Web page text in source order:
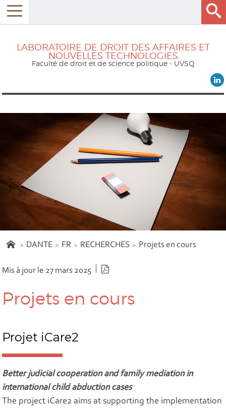
LABORATOIRE DE DROIT DES AFFAIRES ET
NOUVELLES TECHNOLOGIES
Faculté de droit et de science politique - UVSQ
DANTE FR RECHERCHES Projets en cours
Mis à jour le 27 mars 2025
Projets en cours
Projet iCare2
Better judicial cooperation and family mediation in
international child abduction cases
The project iCare2 aims at supporting the implementation